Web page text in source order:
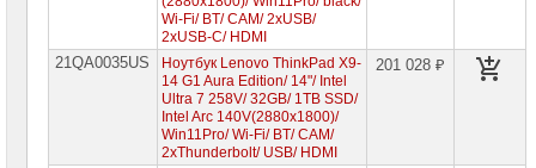
Wi-Fi/ BT/ CAM/ 2xUSB/
2xUSB-C/ HDMI
21QA0035US
Ноутбук Lenovo ThinkPad X9-
14 G1 Aura Edition/ 14"/ Intel
Ultra 7 258V/ 32GB/ 1TB SSD/
Intel Arc 140V(2880x1800)/
Win11Pro/ Wi-Fi/ BT/ CAM/
2xThunderbolt/ USB/ HDMI
201 028 ₽